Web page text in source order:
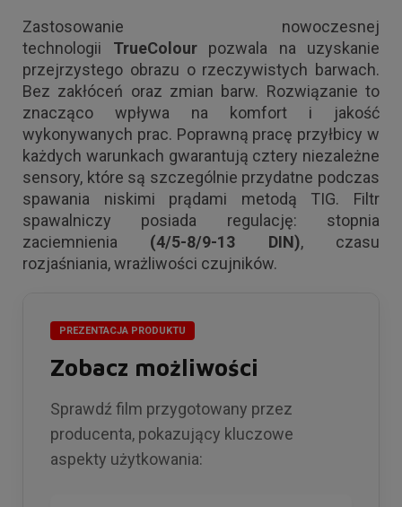
Zastosowanie nowoczesnej
technologii TrueColour
pozwala na uzyskanie
przejrzystego obrazu o rzeczywistych barwach.
Bez zakłóceń oraz zmian barw. Rozwiązanie to
znacząco wpływa na komfort i jakość
wykonywanych prac. Poprawną pracę przyłbicy w
każdych warunkach gwarantują cztery niezależne
sensory, które są szczególnie przydatne podczas
spawania niskimi prądami metodą TIG. Filtr
spawalniczy posiada regulację: stopnia
zaciemnienia (4/5-8/9-13 DIN), czasu
rozjaśniania, wrażliwości czujników.
PREZENTACJA PRODUKTU
Zobacz możliwości
Sprawdź film przygotowany przez
producenta, pokazujący kluczowe
aspekty użytkowania: